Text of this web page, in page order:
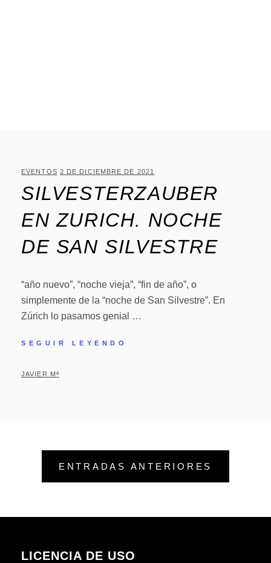
EVENTOS 2 DE DICIEMBRE DE 2021
SILVESTERZAUBER
EN ZURICH. NOCHE
DE SAN SILVESTRE
“año nuevo”, “noche vieja”, “fin de año”, o
simplemente de la “noche de San Silvestre”. En
Zúrich lo pasamos genial …
SEGUIR LEYENDO
JAVIER Mª
ENTRADAS ANTERIORES
LICENCIA DE USO